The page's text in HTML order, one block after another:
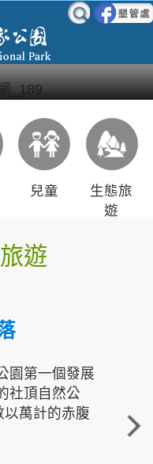
兒童
生態旅
遊
遊
園第一個發展
社頂自然公
以萬計的赤腹
重
走進